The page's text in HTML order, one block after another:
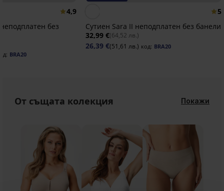
4,9
без
BRA20
5
Сутиен Sara II неподплатен без банели
32,99 €(64,52 лв.)
26,39 €(51,61 лв.) код: BRA20
От същата колекция Покажи